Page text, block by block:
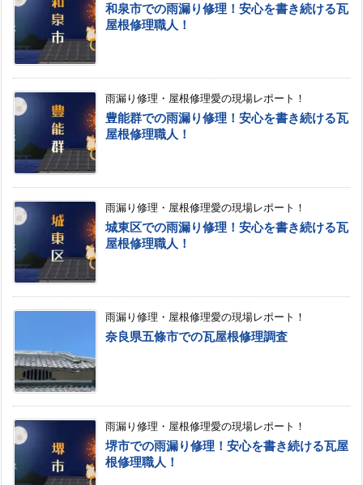
和泉市での雨漏り修理！安心を書き続ける瓦
屋根修理職人！
雨漏り修理・屋根修理愛の現場レポート！
豊能群での雨漏り修理！安心を書き続ける瓦
屋根修理職人！
雨漏り修理・屋根修理愛の現場レポート！
城東区での雨漏り修理！安心を書き続ける瓦
屋根修理職人！
雨漏り修理・屋根修理愛の現場レポート！
奈良県五條市での瓦屋根修理調査
雨漏り修理・屋根修理愛の現場レポート！
堺市での雨漏り修理！安心を書き続ける瓦屋
根修理職人！